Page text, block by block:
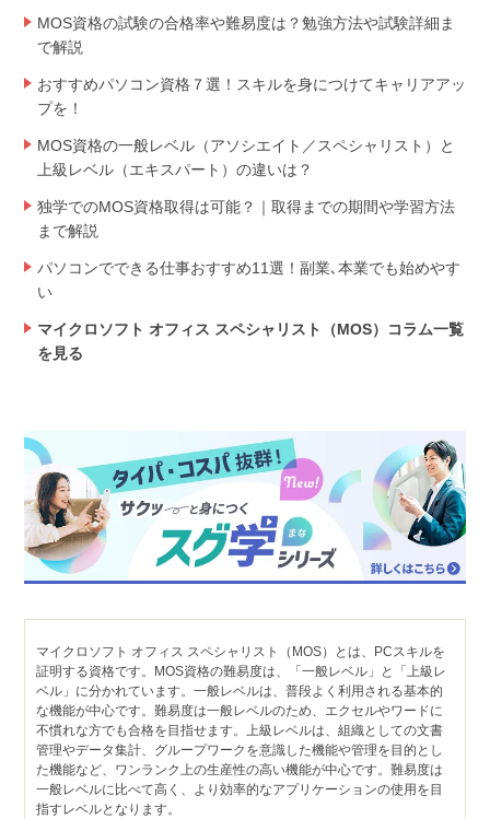
MOS資格の試験の合格率や難易度は？勉強方法や試験詳細ま
で解説
おすすめパソコン資格７選！スキルを身につけてキャリアアッ
プを！
MOS資格の一般レベル（アソシエイト／スペシャリスト）と
上級レベル（エキスパート）の違いは？
独学でのMOS資格取得は可能？｜取得までの期間や学習方法
まで解説
パソコンでできる仕事おすすめ11選！副業､本業でも始めやす
い
マイクロソフト オフィス スペシャリスト（MOS）コラム一覧
を見る
マイクロソフト オフィス スペシャリスト（MOS）とは、PCスキルを
証明する資格です。MOS資格の難易度は、「一般レベル」と「上級レ
ベル」に分かれています。一般レベルは、普段よく利用される基本的
な機能が中心です。難易度は一般レベルのため、エクセルやワードに
不慣れな方でも合格を目指せます。上級レベルは、組織としての文書
管理やデータ集計、グループワークを意識した機能や管理を目的とし
た機能など、ワンランク上の生産性の高い機能が中心です。難易度は
一般レベルに比べて高く、より効率的なアプリケーションの使用を目
指すレベルとなります。